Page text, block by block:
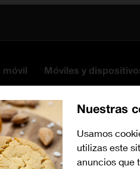
móvil Móviles y
Nuestras
Usamos
utilizas este
anuncios que